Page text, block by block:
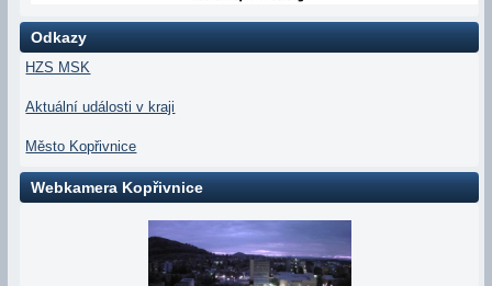
Odkazy
HZS MSK
Aktuální události v kraji
Město Kopřivnice
Webkamera Kopřivnice